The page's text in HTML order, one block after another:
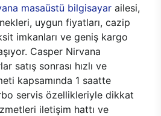
masaüstü bilgisayar ailesi,
uygun fiyatları, cazip
imkanları ve geniş kargo
Casper Nirvana
satış sonrası hızlı ve
kapsamında 1 saatte
servis özellikleriyle dikkat
iletişim hattı ve